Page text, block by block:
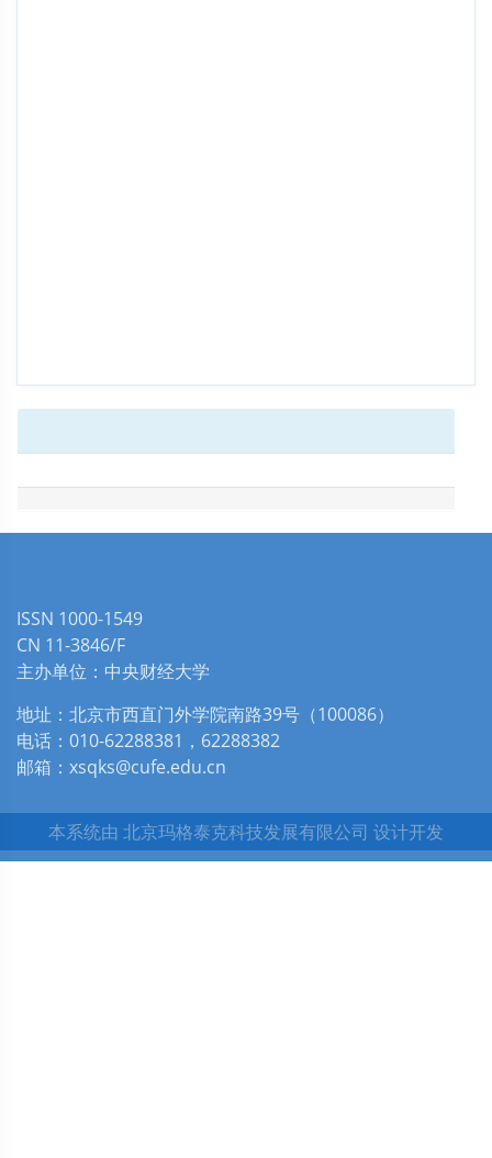
ISSN 1000-1549
CN 11-3846/F
主办单位：中央财经大学
地址：北京市西直门外学院南路39号（100086）
电话：010-62288381，62288382
邮箱：xsqks@cufe.edu.cn
本系统由 北京玛格泰克科技发展有限公司 设计开发